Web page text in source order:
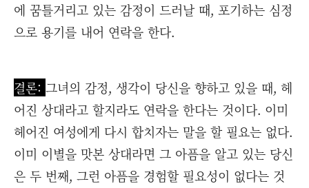
에 꿈틀거리고 있는 감정이 드러날 때, 포기하는 심정
으로 용기를 내어 연락을 한다.
결론: 그녀의 감정, 생각이 당신을 향하고 있을 때, 헤
어진 상대라고 할지라도 연락을 한다는 것이다. 이미
헤어진 여성에게 다시 합치자는 말을 할 필요는 없다.
이미 이별을 맛본 상대라면 그 아픔을 알고 있는 당신
은 두 번째, 그런 아픔을 경험할 필요성이 없다는 것